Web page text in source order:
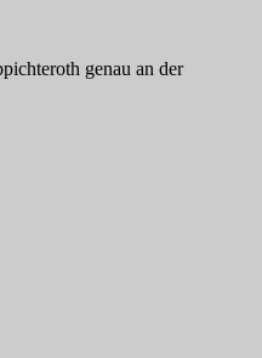
genau an der